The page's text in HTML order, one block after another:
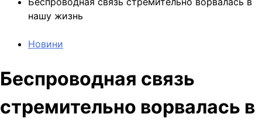
нашу жизнь
Новини
Беспроводная связь
стремительно ворвалась в